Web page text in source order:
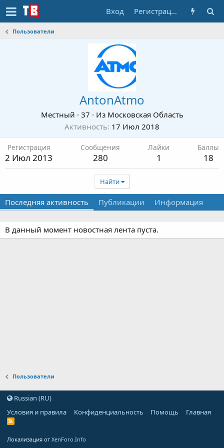
Вход Регистрация
Пользователи
AntonAtmo
Местный · 37 · Из Московская Область
Активность 17 Июл 2018
Регистрация
2 Июл 2013
Сообщения
280
Лайки
1
Баллы
18
Найти
Последняя активность Публикации Информация
В данный момент новостная лента пуста.
Пользователи
Russian (RU)
Условия и правила
Конфиденциальность Помощь Главная
Локализация от XenForo.Info